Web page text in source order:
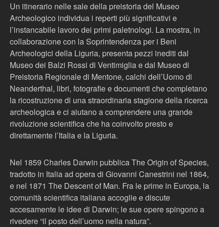
Un itinerario nelle sale della preistoria del Museo
Archeologico individua i reperti più significativi e
l’instancabile lavoro dei primi paletnologi. La mostra, in
collaborazione con la Soprintendenza per i Beni
Archeologici della Liguria, presenta pezzi inediti dal
Museo dei Balzi Rossi di Ventimiglia e dal Museo di
Preistoria Regionale di Mentone, calchi dell’Uomo di
Neanderthal, libri, fotografie e documenti che completano
la ricostruzione di una straordinaria stagione della ricerca
archeologica e ci aiutano a comprendere una grande
rivoluzione scientifica che ha coinvolto presto e
direttamente l’Italia e la Liguria.
Nel 1859 Charles Darwin pubblica The Origin of Species,
tradotto in Italia ad opera di Giovanni Canestrini nel 1864,
e nel 1871 The Descent of Man. Fra le prime in Europa, la
comunità scientifica italiana accoglie e discute
accesamente le idee di Darwin; le sue opere spingono a
rivedere “il posto dell’uomo nella natura”.